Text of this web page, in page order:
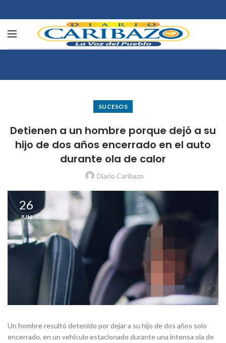
SUCESOS
Detienen a un hombre porque dejó a su
hijo de dos años encerrado en el auto
durante ola de calor
Diario Caribazo
26
JUN
Un hombre resultó detenido por dejar a su hijo de dos años solo
encerrado, en un vehículo estacionado durante una intensa ola de